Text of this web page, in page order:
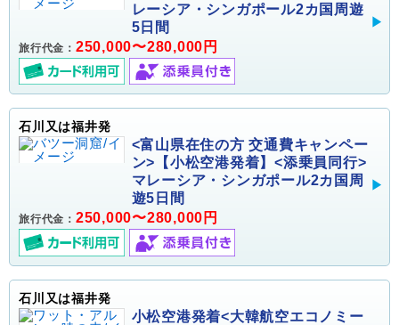
レーシア・シンガポール2カ国周遊
5日間
旅行代金： 250,000〜280,000円
石川又は福井発
<富山県在住の方 交通費キャンペー
ン>【小松空港発着】<添乗員同行>
マレーシア・シンガポール2カ国周
遊5日間
旅行代金： 250,000〜280,000円
石川又は福井発
小松空港発着<大韓航空エコノミー